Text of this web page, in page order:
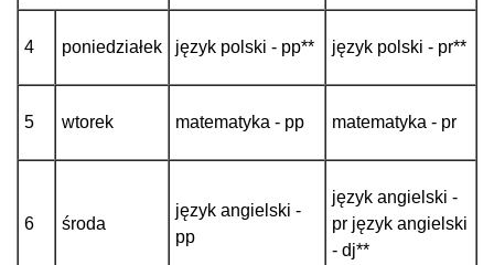
4 poniedziałek język polski - pp** język polski - pr**
5 wtorek matematyka - pp matematyka - pr
6 środa
język angielski -
pp
język angielski -
pr język angielski
- dj**